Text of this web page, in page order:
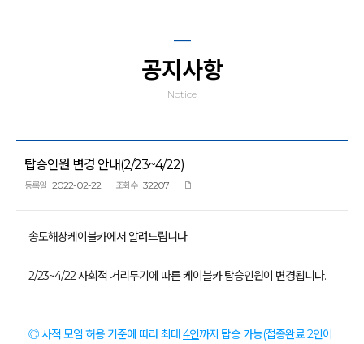
공지사항
Notice
탑승인원 변경 안내(2/23~4/22)
등록일 2022-02-22 조회수 32207
송도해상케이블카에서 알려드립니다.
2/23~4/22 사회적 거리두기에 따른 케이블카 탑승인원이 변경됩니다.
◎ 사적 모임 허용 기준에 따라 최대 4인까지 탑승 가능(접종완료 2인이